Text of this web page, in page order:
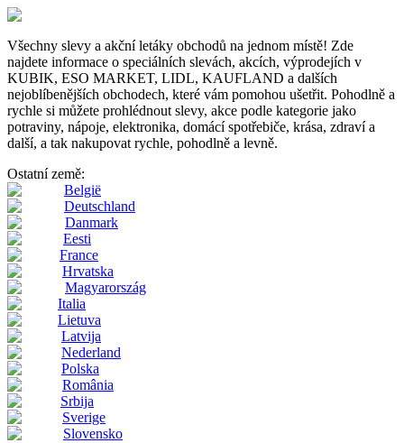
Všechny slevy a akční letáky obchodů na jednom místě! Zde
najdete informace o speciálních slevách, akcích, výprodejích v
KUBIK, ESO MARKET, LIDL, KAUFLAND a dalších
nejoblíbenějších obchodech, které vám pomohou ušetřit. Pohodlně a
rychle si můžete prohlédnout slevy, akce podle kategorie jako
potraviny, nápoje, elektronika, domácí spotřebiče, krása, zdraví a
další, a tak nakupovat rychle, pohodlně a levně.
Ostatní země:
België
Deutschland
Danmark
Eesti
France
Hrvatska
Magyarország
Italia
Lietuva
Latvija
Nederland
Polska
România
Srbija
Sverige
Slovensko